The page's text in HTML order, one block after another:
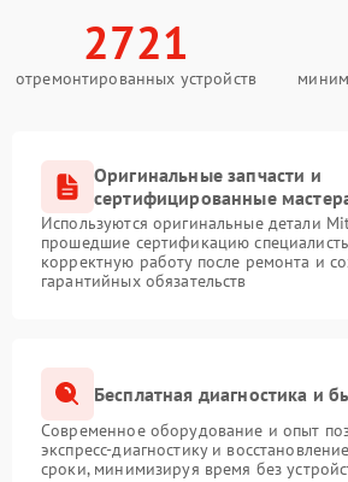
2721
отремонтированных устройств
Оригинальные запчасти и
сертифицированные
Используются оригинальные детали
прошедшие сертификацию
корректную работу после ремонта и
гарантийных обязательств
Бесплатная диагностика и
Современное оборудование и опыт
экспресс-диагностику и
сроки, минимизируя время без